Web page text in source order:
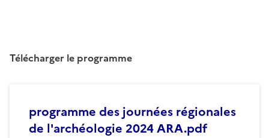
Télécharger le programme
programme des journées régionales
de l'archéologie 2024 ARA.pdf